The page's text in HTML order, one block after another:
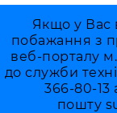
Якщо у Вас
побажання з
веб-порталу м.
до служби
366-80-13
пошту